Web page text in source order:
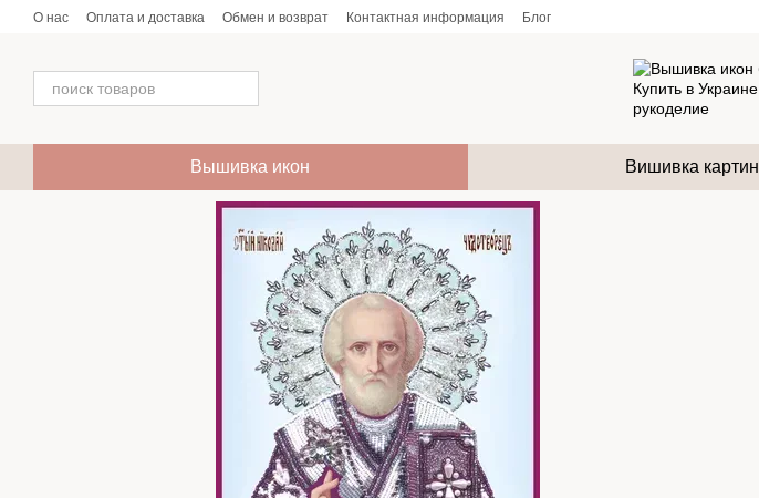
Перейти к основному контенту
О нас Оплата и доставка Обмен и возврат Контактная информация Блог
Вышивка икон Вишивка картин